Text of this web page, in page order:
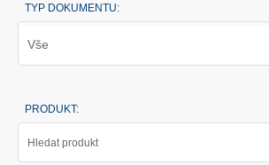
TYP DOKUMENTU:
Vše
PRODUKT: